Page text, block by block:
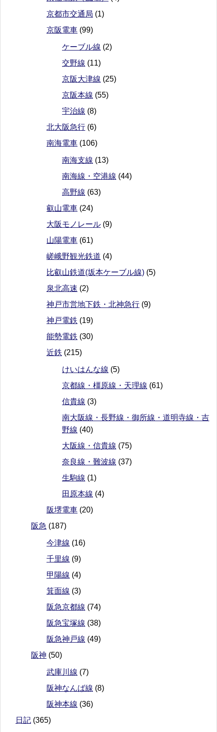
京都市交通局 (1)
京阪電車 (99)
ケーブル線 (2)
交野線 (11)
京阪大津線 (25)
京阪本線 (55)
宇治線 (8)
北大阪急行 (6)
南海電車 (106)
南海支線 (13)
南海線・空港線 (44)
高野線 (63)
叡山電車 (24)
大阪モノレール (9)
山陽電車 (61)
嵯峨野観光鉄道 (4)
比叡山鉄道(坂本ケーブル線) (5)
泉北高速 (2)
神戸市営地下鉄・北神急行 (9)
神戸電鉄 (19)
能勢電鉄 (30)
近鉄 (215)
けいはんな線 (5)
京都線・橿原線・天理線 (61)
信貴線 (3)
南大阪線・長野線・御所線・道明寺線・吉
野線 (40)
大阪線・信貴線 (75)
奈良線・難波線 (37)
生駒線 (1)
田原本線 (4)
阪堺電車 (20)
阪急 (187)
今津線 (16)
千里線 (9)
甲陽線 (4)
箕面線 (3)
阪急京都線 (74)
阪急宝塚線 (38)
阪急神戸線 (49)
阪神 (50)
武庫川線 (7)
阪神なんば線 (8)
阪神本線 (36)
日記 (365)